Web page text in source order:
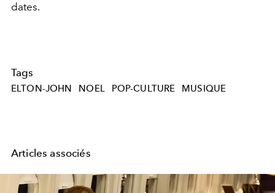
dates.
Tags
ELTON-JOHN NOEL POP-CULTURE MUSIQUE
Articles associés